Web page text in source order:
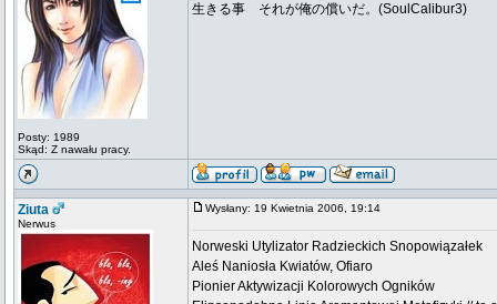
Posty: 1989
Skąd: Z nawału pracy.
生きる事 それが俺の償いだ。(SoulCalibur3)
Ziuta
Nerwus
Wysłany: 19 Kwietnia 2006, 19:14
Norweski Utylizator Radzieckich Snopowiązałek
Aleś Naniosła Kwiatów, Ofiaro
Pionier Aktywizacji Kolorowych Ogników